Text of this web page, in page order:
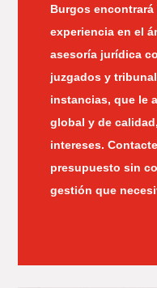
Burgos
experiencia en el
asesoría jurídica
juzgados y
instancias, que le
global y de
intereses.
presupuesto sin
gestión que